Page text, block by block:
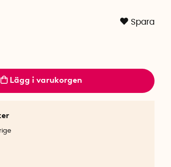
Spara
Lägg i varukorgen